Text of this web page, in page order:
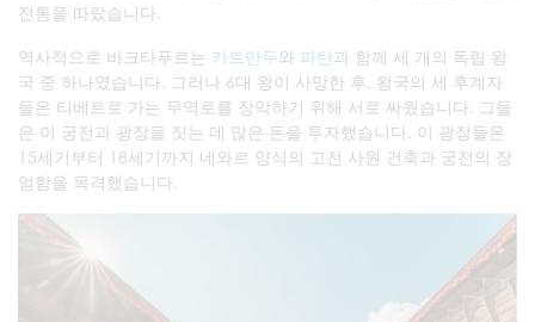
전통을 따랐습니다.
역사적으로 바크타푸르는 카트만두와 파탄과 함께 세 개의 독립 왕
국 중 하나였습니다. 그러나 6대 왕이 사망한 후, 왕국의 세 후계자
들은 티베트로 가는 무역로를 장악하기 위해 서로 싸웠습니다. 그들
은 이 궁전과 광장을 짓는 데 많은 돈을 투자했습니다. 이 광장들은
15세기부터 18세기까지 네와르 양식의 고전 사원 건축과 궁전의 장
엄함을 목격했습니다.